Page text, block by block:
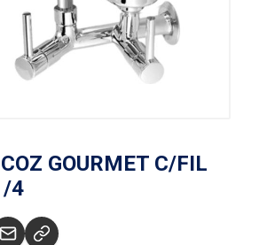
GOURMET C/FIL
4